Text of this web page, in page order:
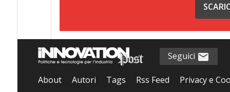
Seguici
About Autori Tags Rss Feed Privacy e